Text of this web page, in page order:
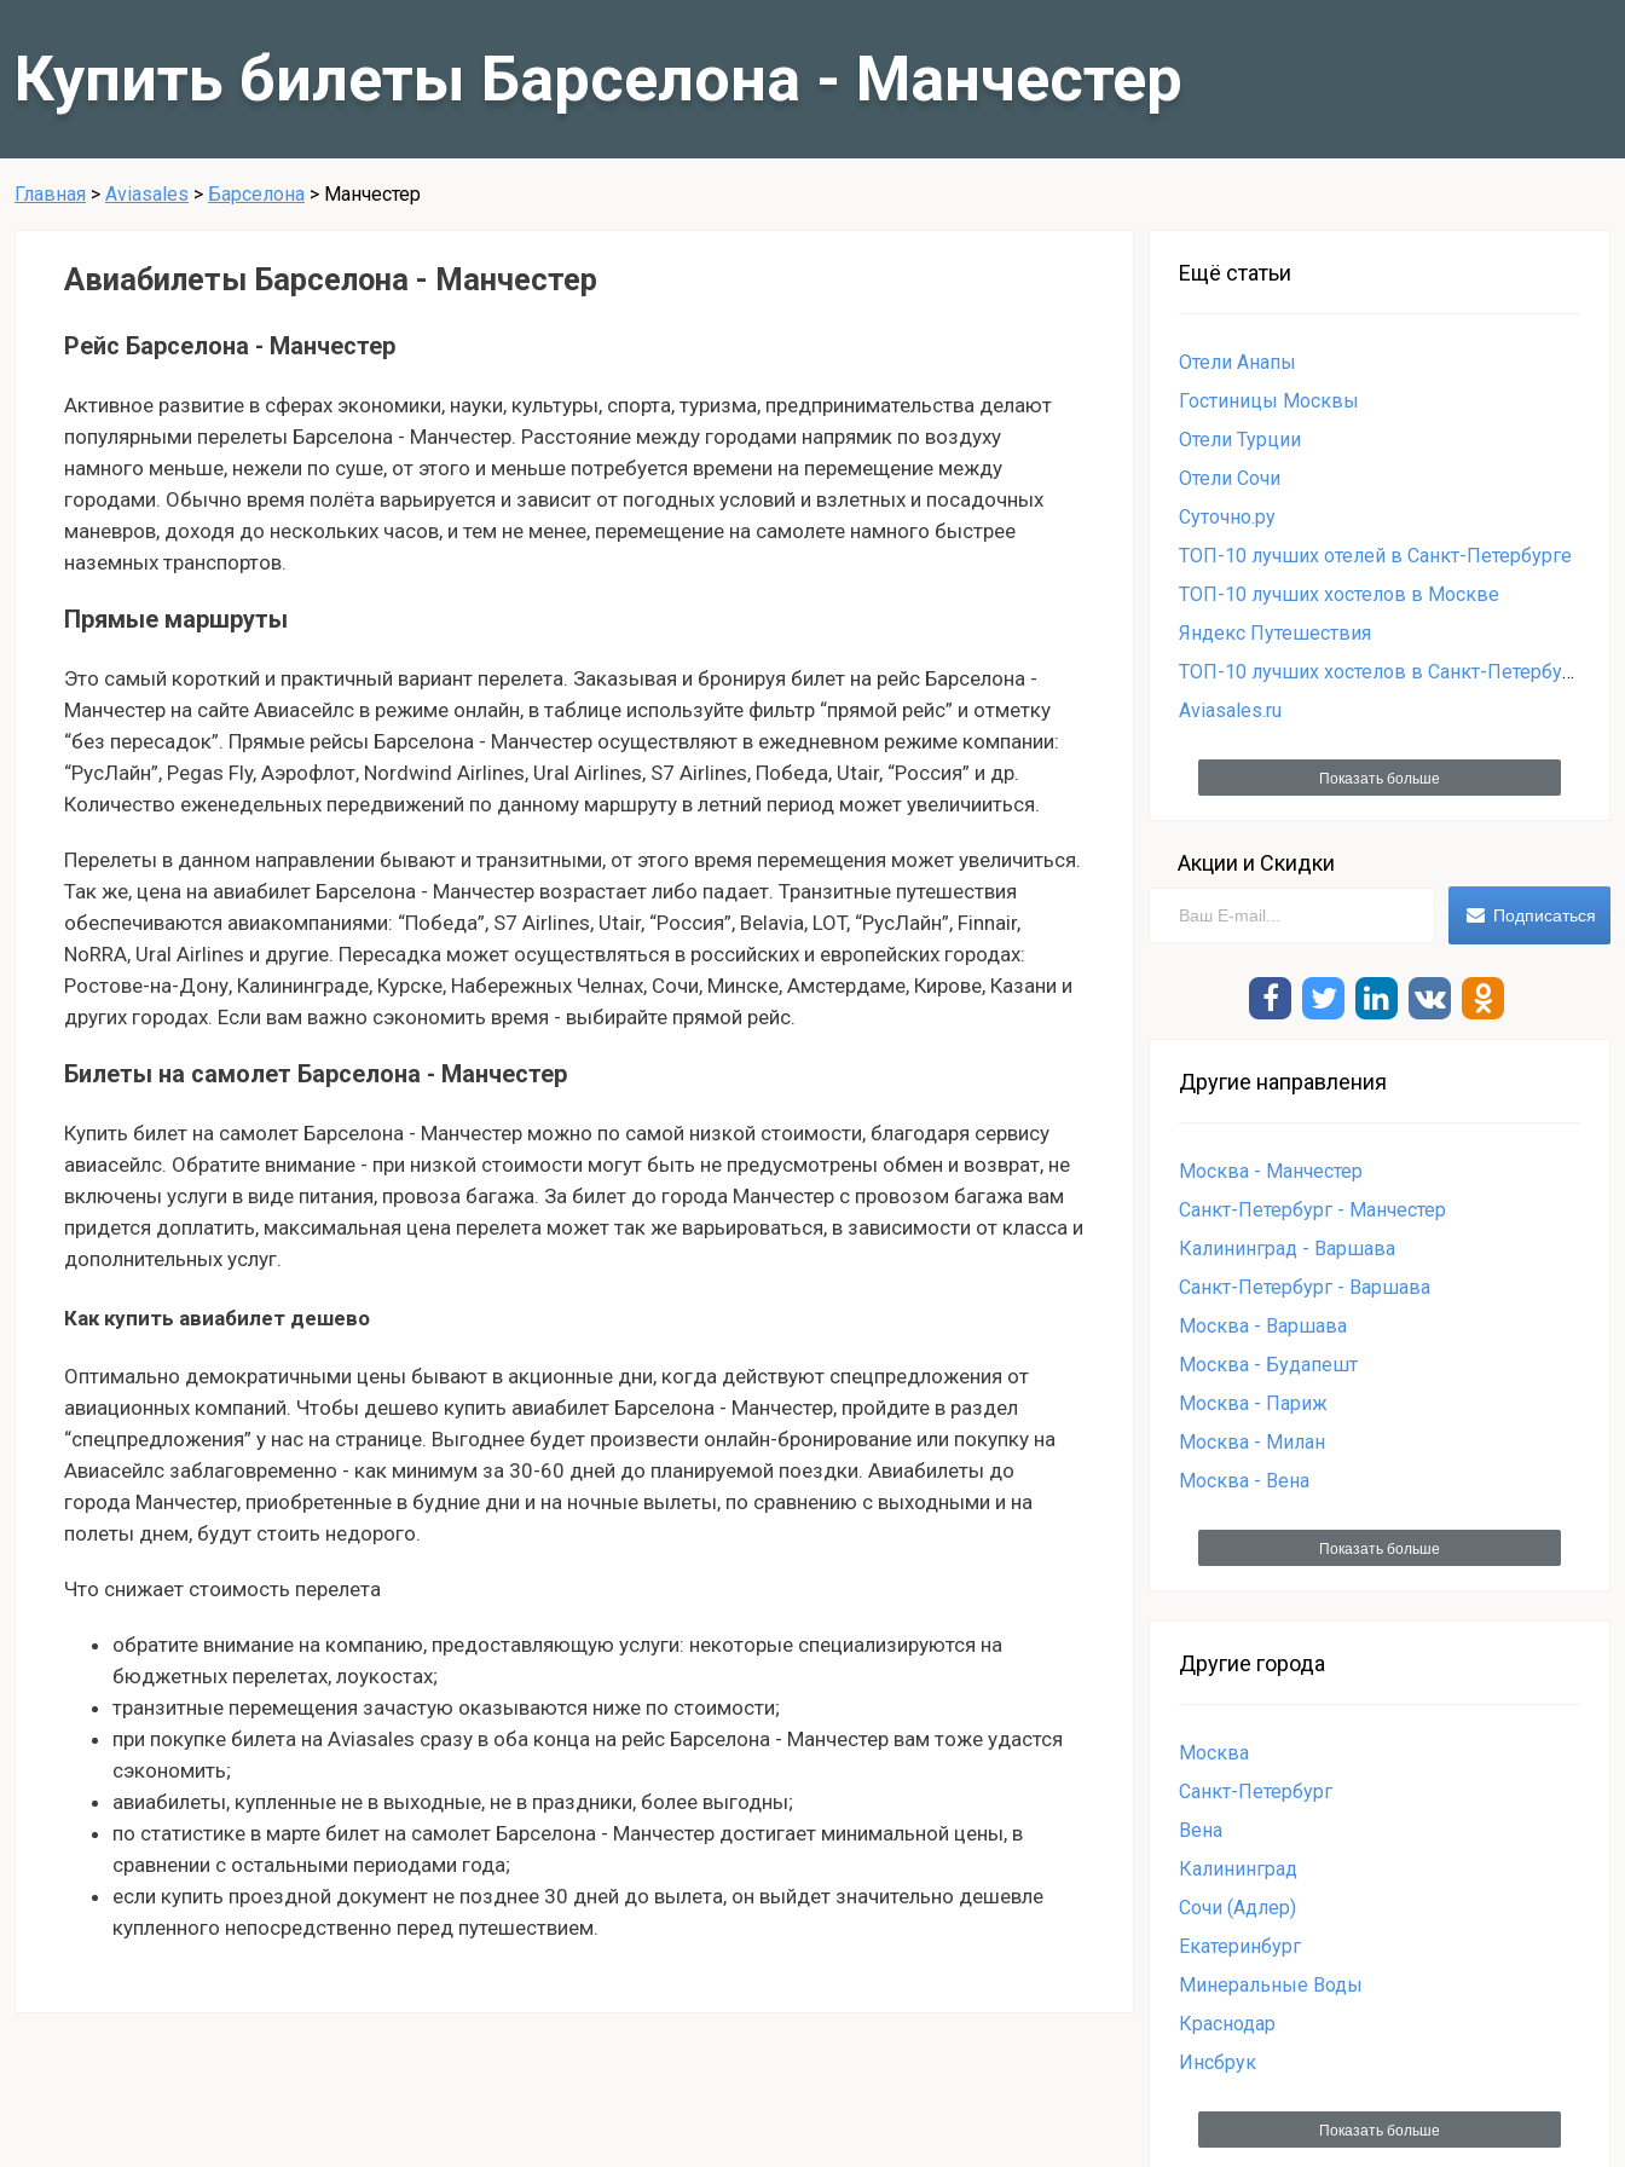
Купить билеты Барселона - Манчестер
Главная > Aviasales > Барселона > Манчестер
Авиабилеты Барселона - Манчестер
Рейс Барселона - Манчестер
Активное развитие в сферах экономики, науки, культуры, спорта, туризма, предпринимательства делают
популярными перелеты Барселона - Манчестер. Расстояние между городами напрямик по воздуху
намного меньше, нежели по суше, от этого и меньше потребуется времени на перемещение между
городами. Обычно время полёта варьируется и зависит от погодных условий и взлетных и посадочных
маневров, доходя до нескольких часов, и тем не менее, перемещение на самолете намного быстрее
наземных транспортов.
Прямые маршруты
Это самый короткий и практичный вариант перелета. Заказывая и бронируя билет на рейс Барселона -
Манчестер на сайте Авиасейлс в режиме онлайн, в таблице используйте фильтр “прямой рейс” и отметку
“без пересадок”. Прямые рейсы Барселона - Манчестер осуществляют в ежедневном режиме компании:
“РусЛайн”, Pegas Fly, Аэрофлот, Nordwind Airlines, Ural Airlines, S7 Airlines, Победа, Utair, “Россия” и др.
Количество еженедельных передвижений по данному маршруту в летний период может увеличииться.
Перелеты в данном направлении бывают и транзитными, от этого время перемещения может увеличиться.
Так же, цена на авиабилет Барселона - Манчестер возрастает либо падает. Транзитные путешествия
обеспечиваются авиакомпаниями: “Победа”, S7 Airlines, Utair, “Россия”, Belavia, LOT, “РусЛайн”, Finnair,
NoRRA, Ural Airlines и другие. Пересадка может осуществляться в российских и европейских городах:
Ростове-на-Дону, Калининграде, Курске, Набережных Челнах, Сочи, Минске, Амстердаме, Кирове, Казани и
других городах. Если вам важно сэкономить время - выбирайте прямой рейс.
Билеты на самолет Барселона - Манчестер
Купить билет на самолет Барселона - Манчестер можно по самой низкой стоимости, благодаря сервису
авиасейлс. Обратите внимание - при низкой стоимости могут быть не предусмотрены обмен и возврат, не
включены услуги в виде питания, провоза багажа. За билет до города Манчестер с провозом багажа вам
придется доплатить, максимальная цена перелета может так же варьироваться, в зависимости от класса и
дополнительных услуг.
Как купить авиабилет дешево
Оптимально демократичными цены бывают в акционные дни, когда действуют спецпредложения от
авиационных компаний. Чтобы дешево купить авиабилет Барселона - Манчестер, пройдите в раздел
“спецпредложения” у нас на странице. Выгоднее будет произвести онлайн-бронирование или покупку на
Авиасейлс заблаговременно - как минимум за 30-60 дней до планируемой поездки. Авиабилеты до
города Манчестер, приобретенные в будние дни и на ночные вылеты, по сравнению с выходными и на
полеты днем, будут стоить недорого.
Что снижает стоимость перелета
обратите внимание на компанию, предоставляющую услуги: некоторые специализируются на
бюджетных перелетах, лоукостах;
транзитные перемещения зачастую оказываются ниже по стоимости;
при покупке билета на Aviasales сразу в оба конца на рейс Барселона - Манчестер вам тоже удастся
сэкономить;
авиабилеты, купленные не в выходные, не в праздники, более выгодны;
по статистике в марте билет на самолет Барселона - Манчестер достигает минимальной цены, в
сравнении с остальными периодами года;
если купить проездной документ не позднее 30 дней до вылета, он выйдет значительно дешевле
купленного непосредственно перед путешествием.
Ещё статьи
Отели Анапы
Гостиницы Москвы
Отели Турции
Отели Сочи
Суточно.ру
ТОП-10 лучших отелей в Санкт-Петербурге
ТОП-10 лучших хостелов в Москве
Яндекс Путешествия
ТОП-10 лучших хостелов в Санкт-Петербурге
Aviasales.ru
Показать больше
Акции и Скидки
Другие направления
Москва - Манчестер
Санкт-Петербург - Манчестер
Калининград - Варшава
Санкт-Петербург - Варшава
Москва - Варшава
Москва - Будапешт
Москва - Париж
Москва - Милан
Москва - Вена
Показать больше
Другие города
Москва
Санкт-Петербург
Вена
Калининград
Сочи (Адлер)
Екатеринбург
Минеральные Воды
Краснодар
Инсбрук
Показать больше